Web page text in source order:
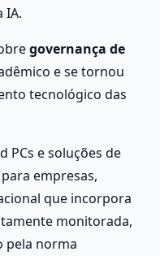
IA.
governança de
e se tornou
tecnológico das
para empresas,
que incorpora
monitorada,
pela norma